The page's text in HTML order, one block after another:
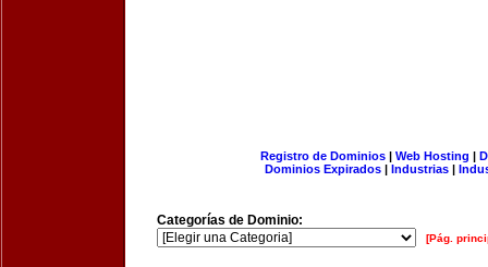
Registro de Dominios| Web Hosting |
Dominios Expirados | Industrias |
Categorías de Dominio:
[Pág.